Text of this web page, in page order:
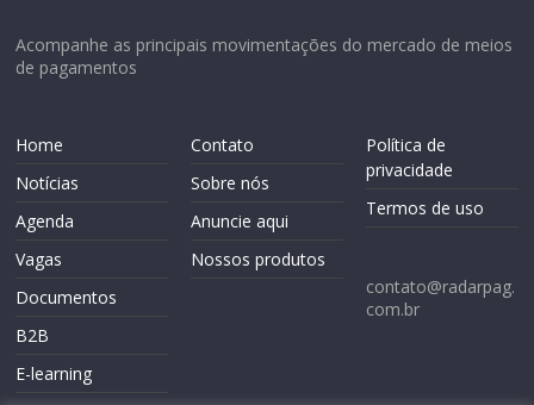
Acompanhe as principais movimentações do mercado de meios
de pagamentos
Home
Notícias
Agenda
Vagas
Documentos
B2B
E-learning
Contato
Sobre nós
Anuncie aqui
Nossos produtos
Política de
privacidade
Termos de uso
contato@radarpag.
com.br